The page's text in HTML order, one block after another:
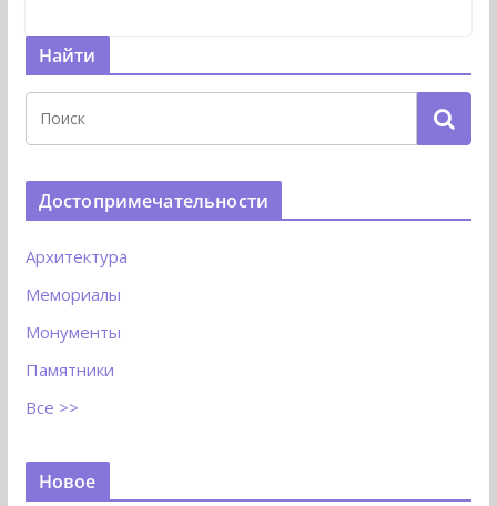
Найти
Достопримечательности
Архитектура
Мемориалы
Монументы
Памятники
Все >>
Новое